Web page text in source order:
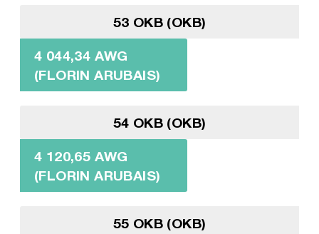
53 OKB (OKB)
4 044,34 AWG
(FLORIN ARUBAIS)
54 OKB (OKB)
4 120,65 AWG
(FLORIN ARUBAIS)
55 OKB (OKB)